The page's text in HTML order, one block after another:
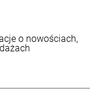
o nowościach,